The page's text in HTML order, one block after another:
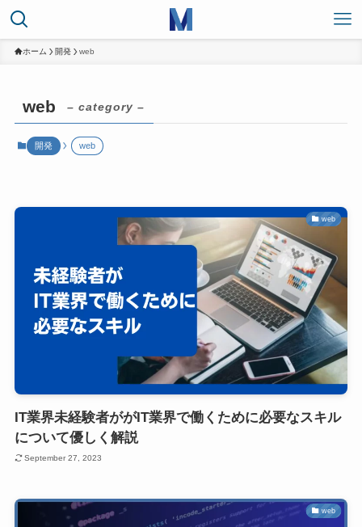
ホーム 開発 web
web – category –
開発 web
web
IT業界未経験者ががIT業界で働くために必要なスキル
について優しく解説
September 27, 2023
web